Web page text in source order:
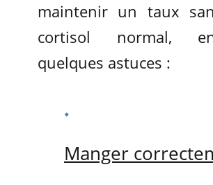
maintenir un taux
cortisol normal,
quelques astuces :
Manger